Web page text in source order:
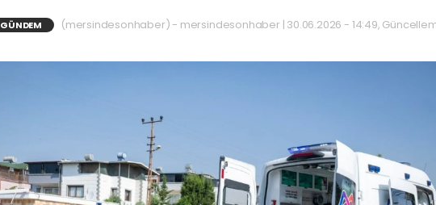
GÜNDEM (mersindesonhaber) - mersindesonhaber | 30.06.2026 - 14:49,